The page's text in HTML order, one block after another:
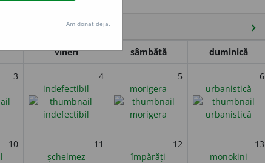
chevron_right
vineri sâmbătă duminică
3
4
indefectibil
5
morigera
6
urbanistică
10
11
șchelmez
12
împărăți
13
monokini
Am donat deja.